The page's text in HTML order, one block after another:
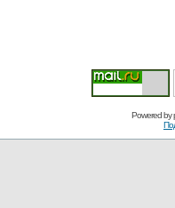
Powered by